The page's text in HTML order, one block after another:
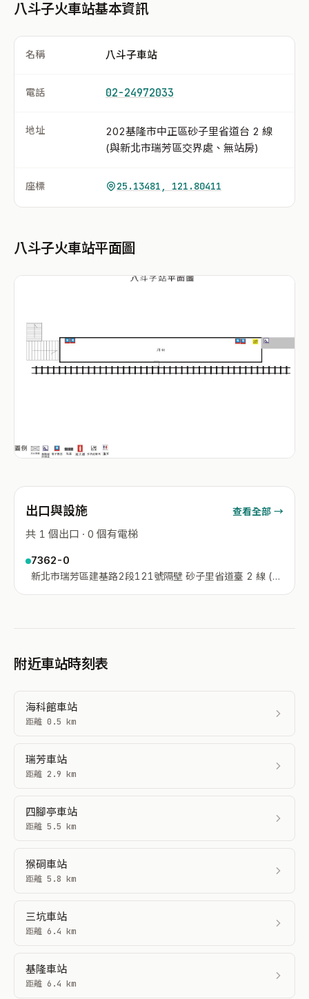
八斗子火車站基本資訊
名稱 八斗子車站
電話 02-24972033
地址
202基隆市中正區砂子里省道台 2 線
(與新北市瑞芳區交界處、無站房)
座標 25.13481, 121.80411
八斗子火車站平面圖
出口與設施 查看全部 →
共 1 個出口 · 0 個有電梯
7362-0
新北市瑞芳區建基路2段121號隔壁 砂子里省道臺 2 線 (與
附近車站時刻表
海科館車站
距離 0.5 km
瑞芳車站
距離 2.9 km
四腳亭車站
距離 5.5 km
猴硐車站
距離 5.8 km
三坑車站
距離 6.4 km
基隆車站
距離 6.4 km